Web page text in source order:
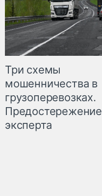
Три схемы
мошенничества в
грузоперевозках.
Предостережение
эксперта